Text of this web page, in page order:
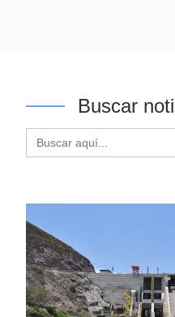
Buscar
Buscar: